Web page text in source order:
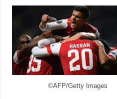
©AFP/Getty Images